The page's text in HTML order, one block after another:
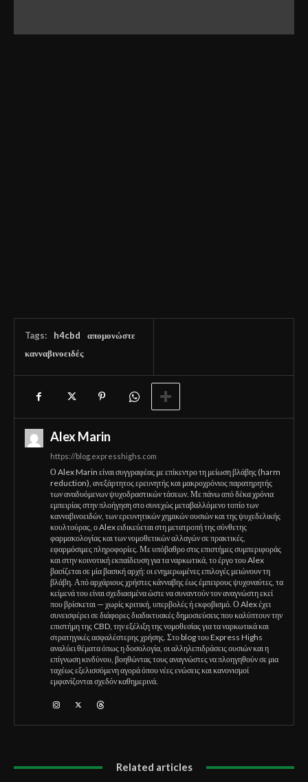
Tags: h4cbd
απομονώστε
κανναβινοειδές
Alex Marin
https://blog.expresshighs.com
Ο Alex Marin είναι συγγραφέας με επίκεντρο τη μείωση βλάβης (harm
reduction), ανεξάρτητος ερευνητής και μακροχρόνιος παρατηρητής
των αναδυόμενων ψυχοδραστικών τάσεων. Με πάνω από δέκα χρόνια
εμπειρίας στην πλοήγηση στο συνεχώς μεταβαλλόμενο τοπίο των
κανναβινοειδών, των ερευνητικών χημικών ουσιών και της ψυχεδελικής
κουλτούρας, ο Alex ειδικεύεται στη μετατροπή της σύνθετης
φαρμακολογίας και των νομοθετικών αλλαγών σε πρακτικές,
εφαρμόσιμες πληροφορίες. Με υπόβαθρο στις επιστήμες συμπεριφοράς
και στην κοινοτική εκπαίδευση για τα ναρκωτικά, το έργο του Alex
βασίζεται σε μία βασική αρχή: οι ενημερωμένες επιλογές μειώνουν τη
βλάβη. Από αρχάριους χρήστες κάνναβης έως έμπειρους ψυχοναύτες, τα
κείμενά του είναι σχεδιασμένα ώστε να συναντούν τον αναγνώστη εκεί
που βρίσκεται — χωρίς κριτική, υπερβολές ή εκφοβισμό. Ο Alex έχει
συνεισφέρει σε διάφορες διαδικτυακές δημοσιεύσεις που καλύπτουν την
επιστήμη της CBD, την εξέλιξη της νομοθεσίας για τα ναρκωτικά και
στρατηγικές ασφαλέστερης χρήσης. Στο blog του Express Highs
αναλύει θέματα όπως η δοσολογία, οι αλληλεπιδράσεις ουσιών και η
επίγνωση κινδύνου, βοηθώντας τους αναγνώστες να πλοηγηθούν σε μια
ταχέως εξελισσόμενη αγορά όπου νέες ενώσεις και κανονισμοί
εμφανίζονται σχεδόν καθημερινά.
Related articles